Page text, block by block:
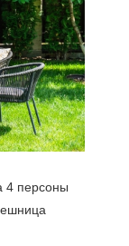
4 персоны